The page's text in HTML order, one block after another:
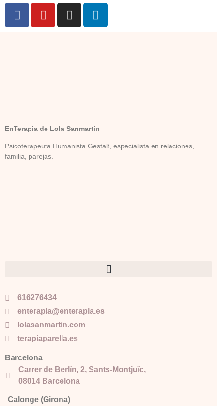
EnTerapia de Lola Sanmartín
Psicoterapeuta Humanista Gestalt, especialista en relaciones,
familia, parejas.
616276434
enterapia@enterapia.es
lolasanmartin.com
terapiaparella.es
Barcelona
Carrer de Berlín, 2, Sants-Montjuïc,
08014 Barcelona
Calonge (Girona)